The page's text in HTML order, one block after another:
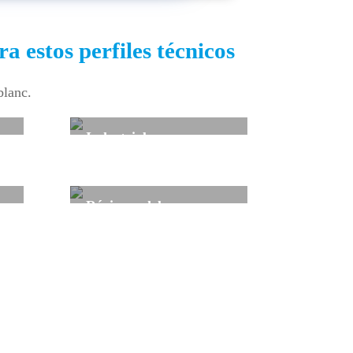
estos perfiles técnicos
Industrial
Régimen del mar